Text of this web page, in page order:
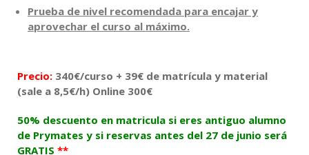
Prueba de nivel recomendada para encajar y
aprovechar el curso al máximo.
Precio: 340€/curso + 39€ de matrícula y material
(sale a 8,5€/h) Online 300€
50% descuento en matricula si eres antiguo alumno
de Prymates y si reservas antes del 27 de junio será
GRATIS **